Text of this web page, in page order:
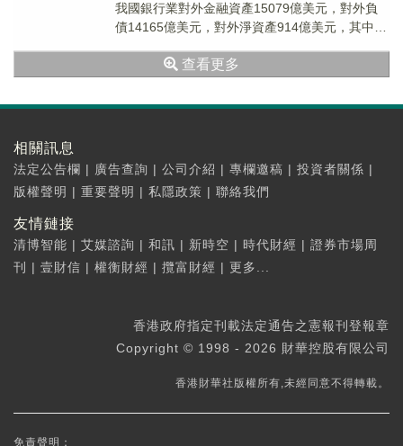
我國銀行業對外金融資產15079億美元，對外負
債14165億美元，對外淨資產914億美元，其中，
查看更多
相關訊息
法定公告欄 | 廣告查詢 | 公司介紹 | 專欄邀稿 | 投資者關係 |
版權聲明 | 重要聲明 | 私隱政策 | 聯絡我們
友情鏈接
清博智能 | 艾媒諮詢 | 和訊 | 新時空 | 時代財經 | 證券市場周
刊
| 壹財信 | 權衡財經 | 攬富財經 | 更多...
香港政府指定刊載法定通告之憲報刊登報章
Copyright © 1998 - 2026 財華控股有限公司
香港財華社版權所有,未經同意不得轉載。
免責聲明：